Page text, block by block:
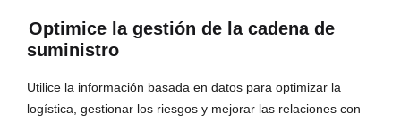
Optimice la gestión de la cadena de
suministro
Utilice la información basada en datos para optimizar la
logística, gestionar los riesgos y mejorar las relaciones con